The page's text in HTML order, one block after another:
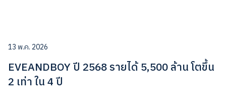
13 พ.ค. 2026
EVEANDBOY ปี 2568 รายได้ 5,500 ล้าน โตขึ้น
2 เท่า ใน 4 ปี